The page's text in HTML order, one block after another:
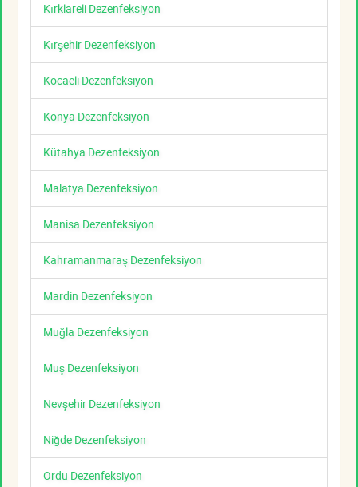
Kırklareli Dezenfeksiyon
Kırşehir Dezenfeksiyon
Kocaeli Dezenfeksiyon
Konya Dezenfeksiyon
Kütahya Dezenfeksiyon
Malatya Dezenfeksiyon
Manisa Dezenfeksiyon
Kahramanmaraş Dezenfeksiyon
Mardin Dezenfeksiyon
Muğla Dezenfeksiyon
Muş Dezenfeksiyon
Nevşehir Dezenfeksiyon
Niğde Dezenfeksiyon
Ordu Dezenfeksiyon